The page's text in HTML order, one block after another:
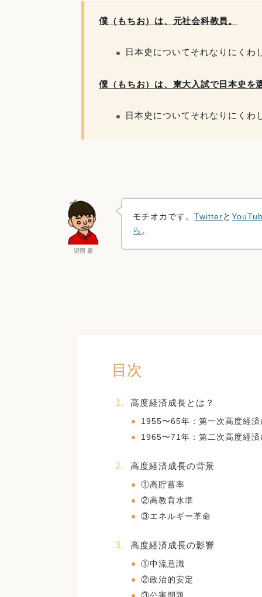
僕（もちお）は、元社会科教員。
日本史についてそれなりにくわ
僕（もちお）は、東大入試で日本史を
日本史についてそれなりにくわ
望岡 慶
モチオカです。Twitterと
ら 。
目次
高度経済成長とは？
1955〜65年：第一次高度経済
1965〜71年：第二次高度経済
高度経済成長の背景
①高貯蓄率
②高教育水準
③エネルギー革命
高度経済成長の影響
①中流意識
②政治的安定